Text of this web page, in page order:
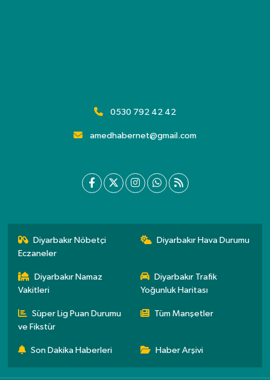
0530 792 42 42
amedhabernet@gmail.com
Diyarbakır Nöbetçi
Eczaneler
Diyarbakır Hava Durumu
Diyarbakır Namaz
Vakitleri
Diyarbakır Trafik
Yoğunluk Haritası
Süper Lig Puan Durumu
ve Fikstür
Tüm Manşetler
Son Dakika Haberleri Haber Arşivi